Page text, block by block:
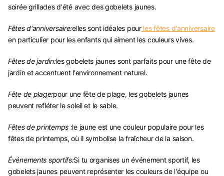
soirée grillades d'été avec des gobelets jaunes.
Fêtes d'anniversaire:elles sont idéales pourles fêtes d'anniversaire
en particulier pour les enfants qui aiment les couleurs vives.
Fêtes de jardin:les gobelets jaunes sont parfaits pour une fête de
jardin et accentuent l'environnement naturel.
Fête de plage:pour une fête de plage, les gobelets jaunes
peuvent refléter le soleil et le sable.
Fêtes de printemps :le jaune est une couleur populaire pour les
fêtes de printemps, où il symbolise la fraîcheur de la saison.
Événements sportifs:Si tu organises un événement sportif, les
gobelets jaunes peuvent représenter les couleurs de l'équipe ou